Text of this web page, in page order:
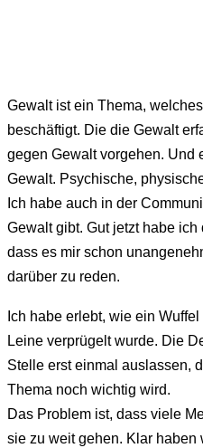
Gewalt ist ein Thema,
beschäftigt. Die die Gewalt
gegen Gewalt vorgehen. Und
Gewalt. Psychische,
Ich habe auch in der
Gewalt gibt. Gut jetzt habe
dass es mir schon
darüber zu reden.
Ich habe erlebt, wie ein
Leine verprügelt wurde. Die
Stelle erst einmal auslassen,
Thema noch wichtig wird.
Das Problem ist, dass viele
sie zu weit gehen. Klar